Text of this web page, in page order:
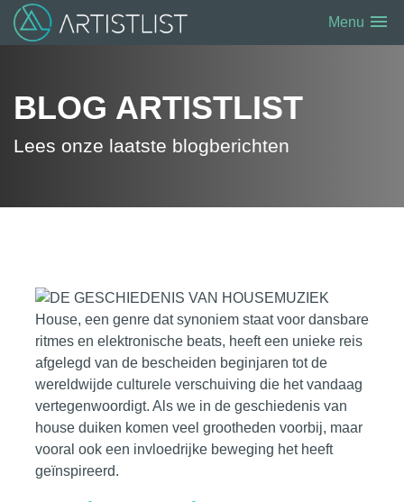
Menu menu
BLOG ARTISTLIST
Lees onze laatste blogberichten
House, een genre dat synoniem staat voor dansbare
ritmes en elektronische beats, heeft een unieke reis
afgelegd van de bescheiden beginjaren tot de
wereldwijde culturele verschuiving die het vandaag
vertegenwoordigt. Als we in de geschiedenis van
house duiken komen veel grootheden voorbij, maar
vooral ook een invloedrijke beweging het heeft
geïnspireerd.